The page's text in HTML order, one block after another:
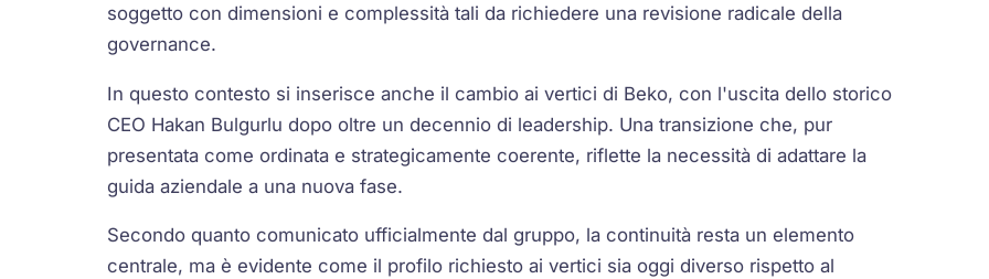
soggetto con dimensioni e complessità tali da richiedere una revisione radicale della
governance.
In questo contesto si inserisce anche il cambio ai vertici di Beko, con l'uscita dello storico
CEO Hakan Bulgurlu dopo oltre un decennio di leadership. Una transizione che, pur
presentata come ordinata e strategicamente coerente, riflette la necessità di adattare la
guida aziendale a una nuova fase.
Secondo quanto comunicato ufficialmente dal gruppo, la continuità resta un elemento
centrale, ma è evidente come il profilo richiesto ai vertici sia oggi diverso rispetto al